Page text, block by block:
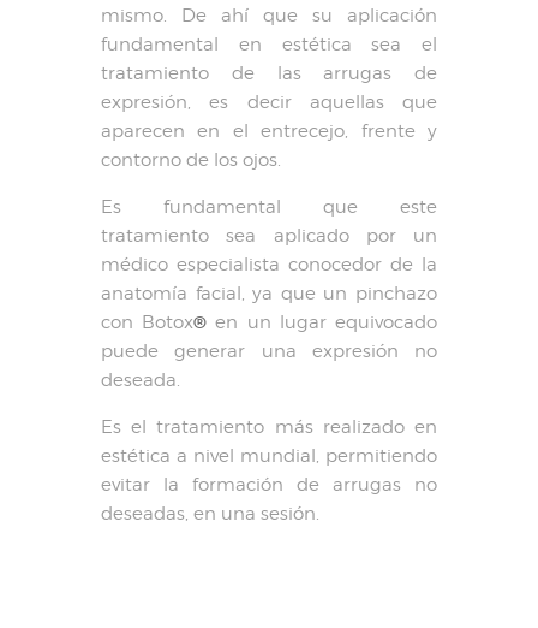
mismo. De ahí que su aplicación
fundamental en estética sea el
tratamiento de las arrugas de
expresión, es decir aquellas que
aparecen en el entrecejo, frente y
contorno de los ojos.
Es fundamental que este
tratamiento sea aplicado por un
médico especialista conocedor de la
anatomía facial, ya que un pinchazo
con Botox® en un lugar equivocado
puede generar una expresión no
deseada.
Es el tratamiento más realizado en
estética a nivel mundial, permitiendo
evitar la formación de arrugas no
deseadas, en una sesión.